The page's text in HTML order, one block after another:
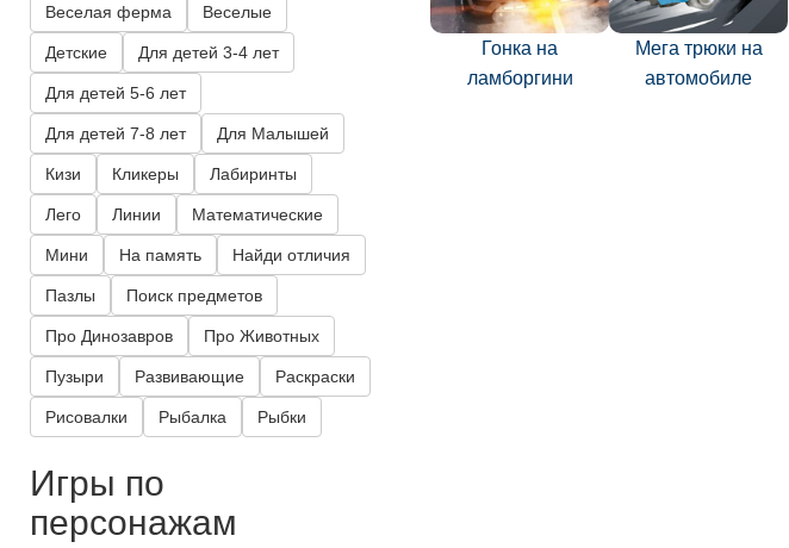
Гонка на
ламборгини
Мега трюки на
автомобиле
Веселая ферма Веселые
Детские Для детей 3-4 лет
Для детей 5-6 лет
Для детей 7-8 лет Для Малышей
Кизи Кликеры Лабиринты
Лего Линии Математические
Мини На память Найди отличия
Пазлы Поиск предметов
Про Динозавров Про Животных
Пузыри Развивающие Раскраски
Рисовалки Рыбалка Рыбки
Игры по
персонажам